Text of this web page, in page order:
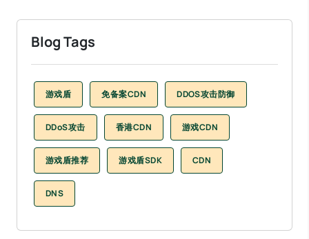
Blog Tags
游戏盾 免备案CDN DDOS攻击防御
DDoS攻击 香港CDN 游戏CDN
游戏盾推荐 游戏盾SDK CDN
DNS